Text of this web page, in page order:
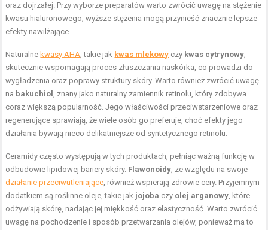
oraz dojrzałej. Przy wyborze preparatów warto zwrócić uwagę na stężenie
kwasu hialuronowego; wyższe stężenia mogą przynieść znacznie lepsze
efekty nawilżające.
Naturalne kwasy AHA, takie jak kwas mlekowy czy kwas cytrynowy,
skutecznie wspomagają proces złuszczania naskórka, co prowadzi do
wygładzenia oraz poprawy struktury skóry. Warto również zwrócić uwagę
na bakuchiol , znany jako naturalny zamiennik retinolu, który zdobywa
coraz większą popularność. Jego właściwości przeciwstarzeniowe oraz
regenerujące sprawiają, że wiele osób go preferuje, choć efekty jego
działania bywają nieco delikatniejsze od syntetycznego retinolu.
Ceramidy często występują w tych produktach, pełniąc ważną funkcję w
odbudowie lipidowej bariery skóry. Flawonoidy, ze względu na swoje
działanie przeciwutleniające, również wspierają zdrowie cery. Przyjemnym
dodatkiem są roślinne oleje, takie jak jojoba czy olej arganowy, które
odżywiają skórę, nadając jej miękkość oraz elastyczność. Warto zwrócić
uwagę na pochodzenie i sposób przetwarzania olejów, ponieważ ma to